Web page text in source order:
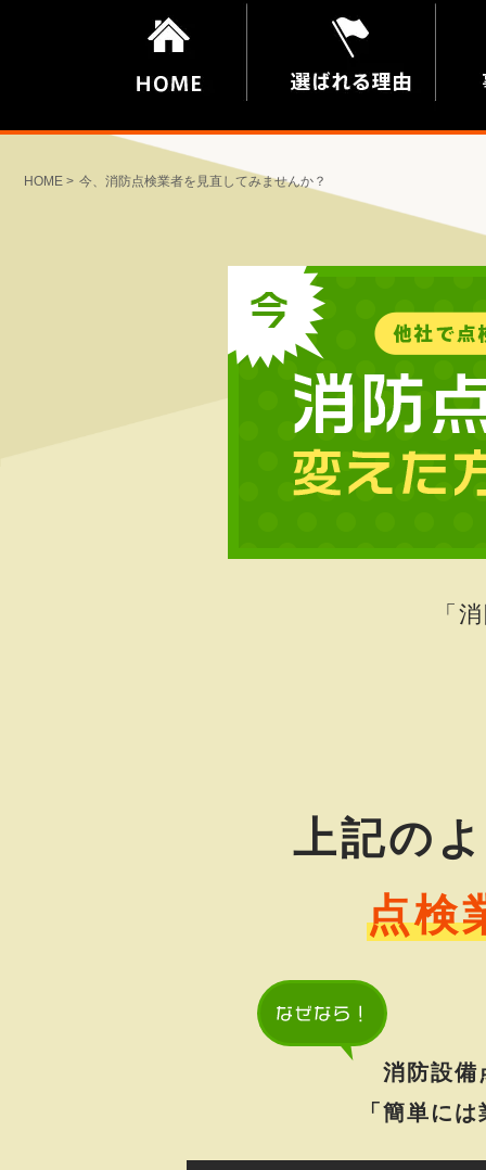
HOME 今、消防点検業者を見直してみませんか？
「
上記の
点検
消防設備
「簡単に